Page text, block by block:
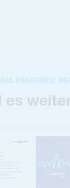
PASSENDE
es